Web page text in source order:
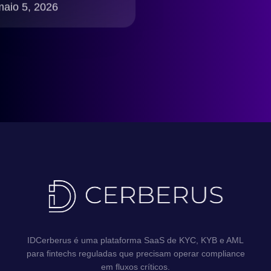
LGPD
5, 2026
IDCerberus é uma plataforma SaaS de KYC, KYB e AML
para fintechs reguladas que precisam operar compliance
em fluxos críticos.